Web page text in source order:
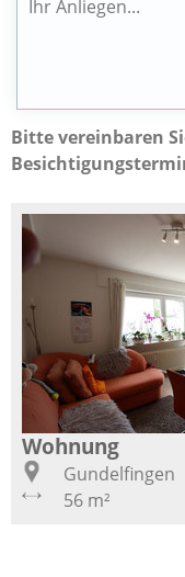
Bitte vereinbaren
Wohnung
Gundelfingen
56 m²